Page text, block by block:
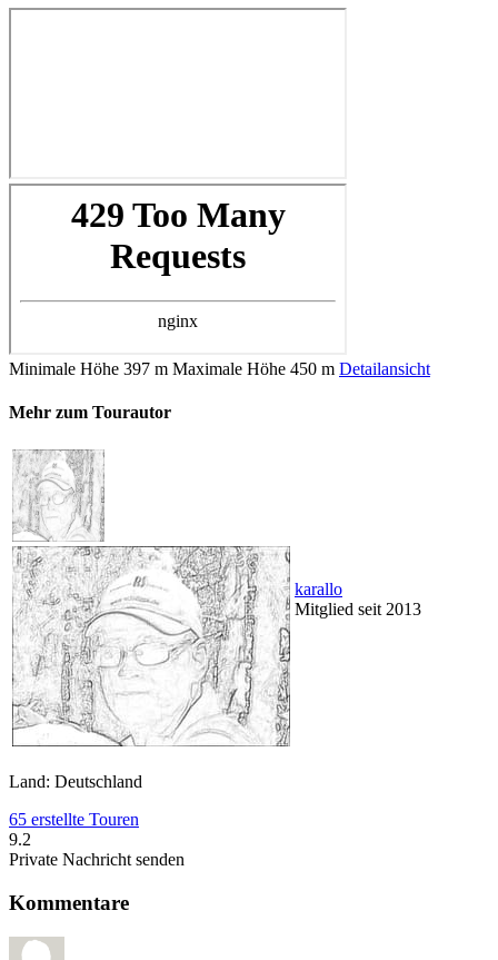
Minimale Höhe 397 m Maximale Höhe 450 m Detailansicht
Mehr zum Tourautor
karallo
Mitglied seit 2013
Land: Deutschland
65 erstellte Touren
9.2
Private Nachricht senden
Kommentare